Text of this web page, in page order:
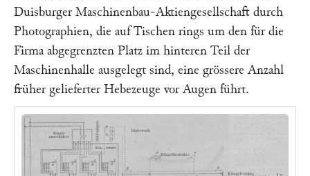
Duisburger Maschinenbau-Aktiengesellschaft durch
Photographien, die auf Tischen rings um den für die
Firma abgegrenzten Platz im hinteren Teil der
Maschinenhalle ausgelegt sind, eine grössere Anzahl
früher gelieferter Hebezeuge vor Augen führt.